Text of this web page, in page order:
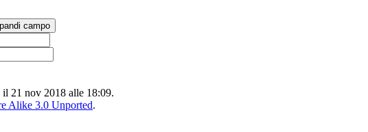
campo
il 21 nov 2018 alle 18:09.
Alike 3.0 Unported.